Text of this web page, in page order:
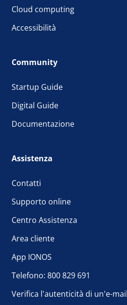
Cloud computing
Accessibilità
Community
Startup Guide
Digital Guide
Documentazione
Assistenza
Contatti
Supporto online
Centro Assistenza
Area cliente
App IONOS
Telefono: 800 829 691
Verifica l'autenticità di un'e-